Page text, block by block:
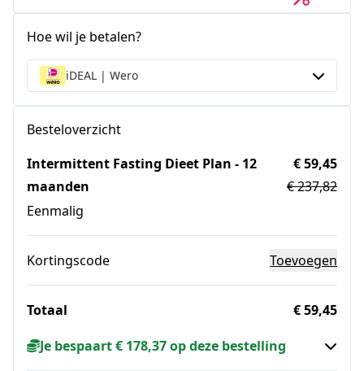
Hoe wil je betalen?
iDEAL | Wero
Besteloverzicht
Intermittent Fasting Dieet Plan - 12
maanden
Eenmalig
€ 59,45
€ 237,82
Kortingscode Toevoegen
Totaal
€ 59,45
Je bespaart € 178,37 op deze bestelling